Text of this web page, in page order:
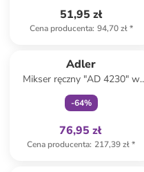
51,95 zł
Cena producenta: 94,70 zł*
Adler
Mikser ręczny "AD 4230" w
kolorze czarnym
-64%
76,95 zł
Cena producenta: 217,39 zł*